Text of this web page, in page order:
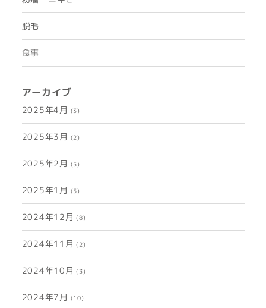
脱毛
食事
アーカイブ
2025年4月 (3)
2025年3月 (2)
2025年2月 (5)
2025年1月 (5)
2024年12月 (8)
2024年11月 (2)
2024年10月 (3)
2024年7月 (10)